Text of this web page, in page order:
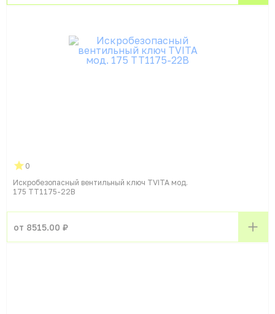
0
Искробезопасный вентильный ключ TVITA мод.
175 TT1175-22B
от 8515.00 ₽